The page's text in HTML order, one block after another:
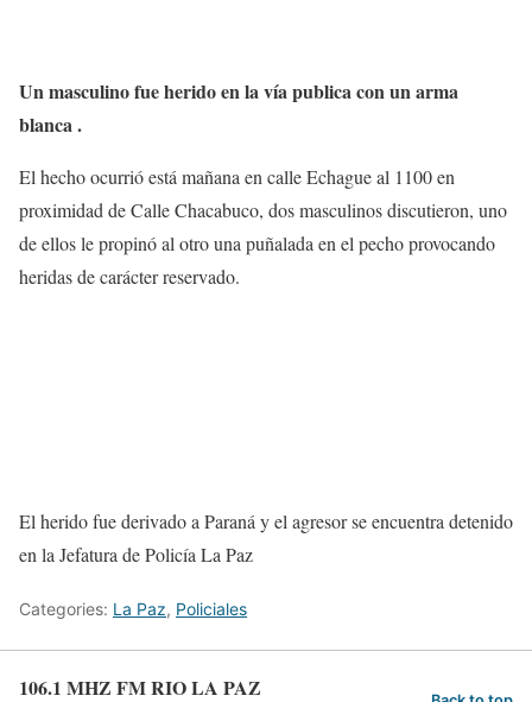
Un masculino fue herido en la vía publica con un arma
blanca .
El hecho ocurrió está mañana en calle Echague al 1100 en
proximidad de Calle Chacabuco, dos masculinos discutieron, uno
de ellos le propinó al otro una puñalada en el pecho provocando
heridas de carácter reservado.
El herido fue derivado a Paraná y el agresor se encuentra detenido
en la Jefatura de Policía La Paz
Categories: La Paz, Policiales
106.1 MHZ FM RIO LA PAZ